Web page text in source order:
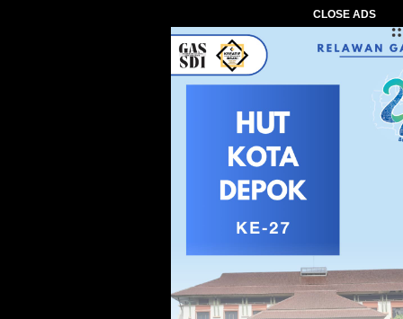
CLOSE ADS